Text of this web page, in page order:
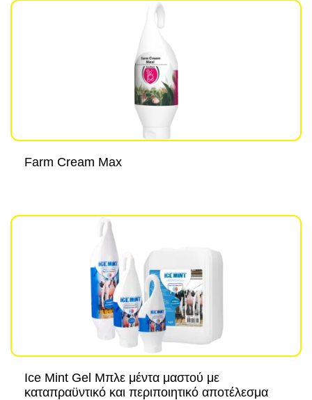
Farm Cream Max
Ice Mint Gel Μπλε μέντα μαστού με
καταπραϋντικό και περιποιητικό αποτέλεσμα